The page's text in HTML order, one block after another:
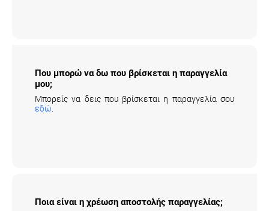
Που μπορώ να δω που βρίσκεται η
παραγγελία μου;
Μπορείς να δεις που βρίσκεται η παραγγελία σου
εδώ
Ποια είναι η χρέωση αποστολής παραγγελίας;